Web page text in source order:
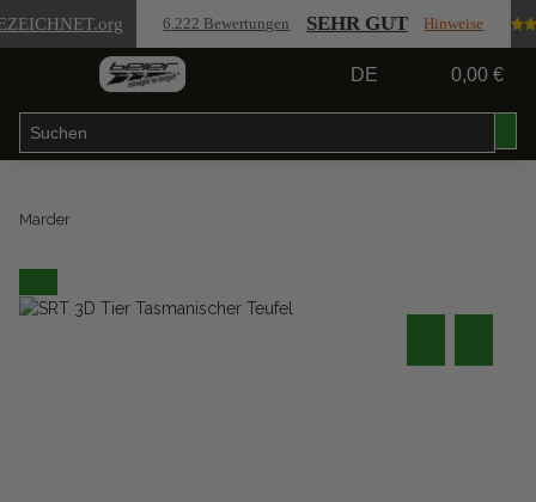
.org 6.222 Bewertungen SEHR GUT Hinweise
DE 0,00 €
Marder